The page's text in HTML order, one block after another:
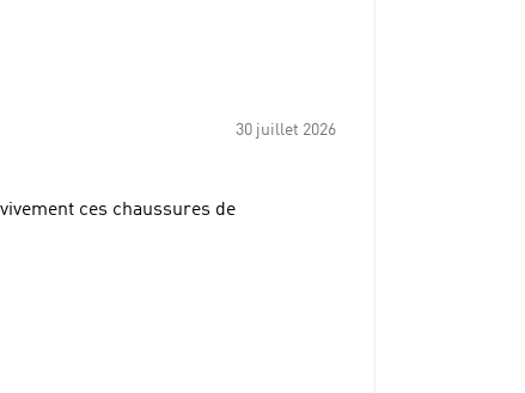
30 juillet 2026
ces chaussures de